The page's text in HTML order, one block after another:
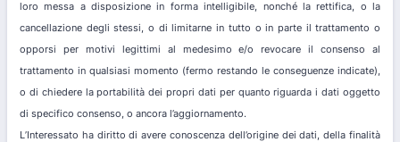
loro messa a disposizione in forma intelligibile, nonché la rettifica, o la
cancellazione degli stessi, o di limitarne in tutto o in parte il trattamento o
opporsi per motivi legittimi al medesimo e/o revocare il consenso al
trattamento in qualsiasi momento (fermo restando le conseguenze indicate),
o di chiedere la portabilità dei propri dati per quanto riguarda i dati oggetto
di specifico consenso, o ancora l’aggiornamento.
L’Interessato ha diritto di avere conoscenza dell’origine dei dati, della finalità